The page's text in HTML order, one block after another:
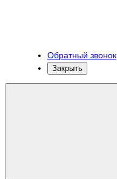
Обратный звонок
Закрыть